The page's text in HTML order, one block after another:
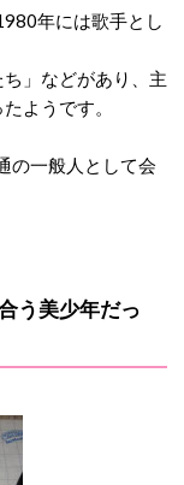
年には歌手とし
」などがあり、主
ようです。
の一般人として会
う美少年だっ